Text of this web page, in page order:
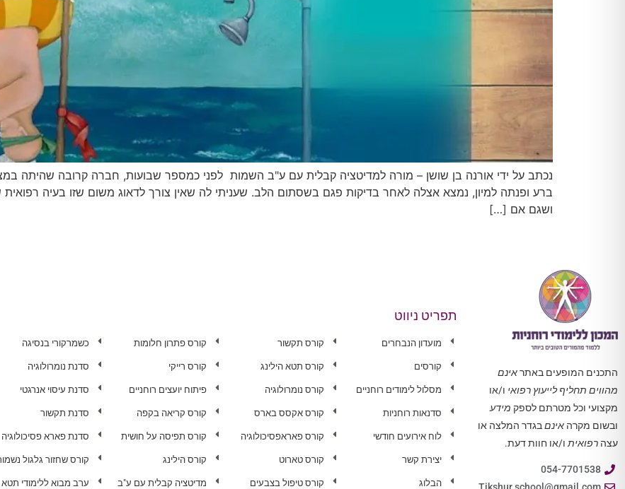
נכתב על ידי אורנה בן שושן – מורה למדיטציה קבלית עם ע"ב השמות לפני כמספר שבועות, חברה קרובה שהיתה
ברע ופנתה למיון, נמצא אצלה לאחר בדיקות פגם בשסתום הלב. שעניתי לה שאין צורך לדאוג משום שזו בעיה רפואית
ושגם אם […]
התכנים המופעים באתראינם
מהווים תחליף לייעוץ רפואי ו/או
מקצועי וכל מטרתם לספק מידע
ובשום מקרה אינםבגדר המלצה או
עצה רפואית ו/או חוות דעת.
054-7701538
תפריט ניווט
מועדון הנבחרים
קורסים
מסלול לימודים רוחניים
סדנאות רוחניות
לוח אירועים חודשי
יצירת קשר
הבלוג
קורס תקשור
קורס תטא הילינג
קורס נומרולוגיה
קורס אקסס בארס
קורס פאראפסיכולוגיה
קורס טארוט
קורס טיפול בצבעים
קורס פתרון חלומות
קורס רייקי
פיתוח יועצים רוחניים
קורס קריאה בקפה
קורס תפיסה על חושית
קורס הילינג
מדיטציה קבלית עם ע"ב
כשמרקורי בנסיגה
סדנת נומרולוגיה
סדנת עיסוי אנרגטי
סדנת תקשור
סדנת פארא פסיכולוגיה
קורס שחזור גלגול
ערב מבוא ללימודי תטא